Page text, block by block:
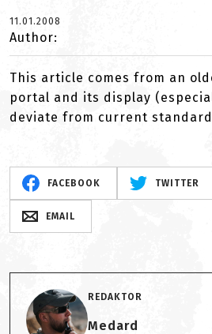
11.01.2008
Author:
This article comes from an
portal and its display
deviate from current
FACEBOOK TWITTER
EMAIL
REDAKTOR
Medard